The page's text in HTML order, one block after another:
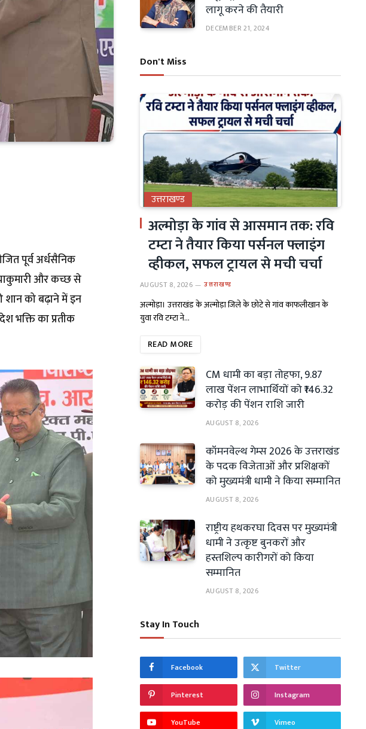
पूर्व अर्धसैनिक
और कच्छ से
को बढ़ाने में इन
भक्ति का प्रतीक
लागू करने की तैयारी
DECEMBER 21, 2024
Don't Miss
उत्तराखण्ड
अल्मोड़ा के गांव से आसमान तक: रवि
टम्टा ने तैयार किया पर्सनल फ्लाइंग
व्हीकल, सफल ट्रायल से मची चर्चा
AUGUST 8, 2026 उत्तराखण्ड
अल्मोड़ा। उत्तराखंड के अल्मोड़ा जिले के छोटे से गांव काफलीखान के
युवा रवि टम्टा ने…
READ MORE
CM धामी का बड़ा तोहफा, 9.87
लाख पेंशन लाभार्थियों को ₹146.32
करोड़ की पेंशन राशि जारी
AUGUST 8, 2026
कॉमनवेल्थ गेम्स 2026 के उत्तराखंड
के पदक विजेताओं और प्रशिक्षकों
को मुख्यमंत्री धामी ने किया सम्मानित
AUGUST 8, 2026
राष्ट्रीय हथकरघा दिवस पर मुख्यमंत्री
धामी ने उत्कृष्ट बुनकरों और
हस्तशिल्प कारीगरों को किया
सम्मानित
AUGUST 8, 2026
Stay In Touch
Facebook Twitter
Pinterest Instagram
YouTube Vimeo